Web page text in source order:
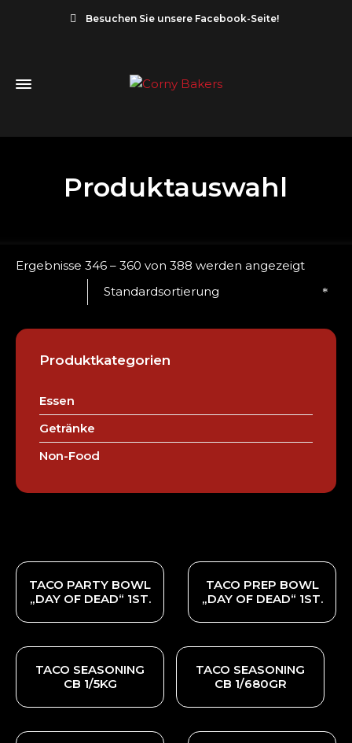
Besuchen Sie unsere Facebook-Seite!
Produktauswahl
Ergebnisse 346 – 360 von 388 werden angezeigt
Standardsortierung
TACO PARTY BOWL
„DAY OF DEAD“ 1ST.
TACO PREP BOWL
„DAY OF DEAD“ 1ST.
TACO SEASONING
CB 1/5KG
TACO SEASONING
CB 1/680GR
Produktkategorien
Essen
Getränke
Non-Food